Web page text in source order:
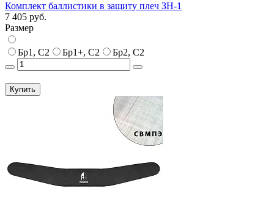
Комплект баллистики в защиту плеч ЗН-1
7 405 руб.
Размер
Бр1, С2 Бр1+, С2 Бр2, С2
Купить